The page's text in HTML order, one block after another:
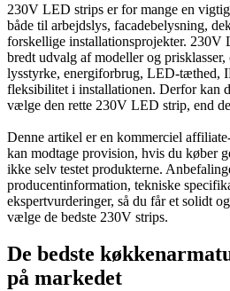
230V LED strips er for mange en
både til arbejdslys, facadebelysning,
forskellige installationsprojekter. 230V
bredt udvalg af modeller og
lysstyrke, energiforbrug, LED-tæthed,
fleksibilitet i installationen. Derfor kan
vælge den rette 230V LED strip, end
Denne artikel er en kommerciel
kan modtage provision, hvis du køber
ikke selv testet produkterne.
producentinformation, tekniske
ekspertvurderinger, så du får et solidt
vælge de bedste 230V strips.
De bedste
på markedet